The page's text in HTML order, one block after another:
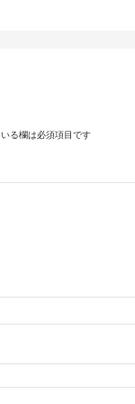
る欄は必須項目です